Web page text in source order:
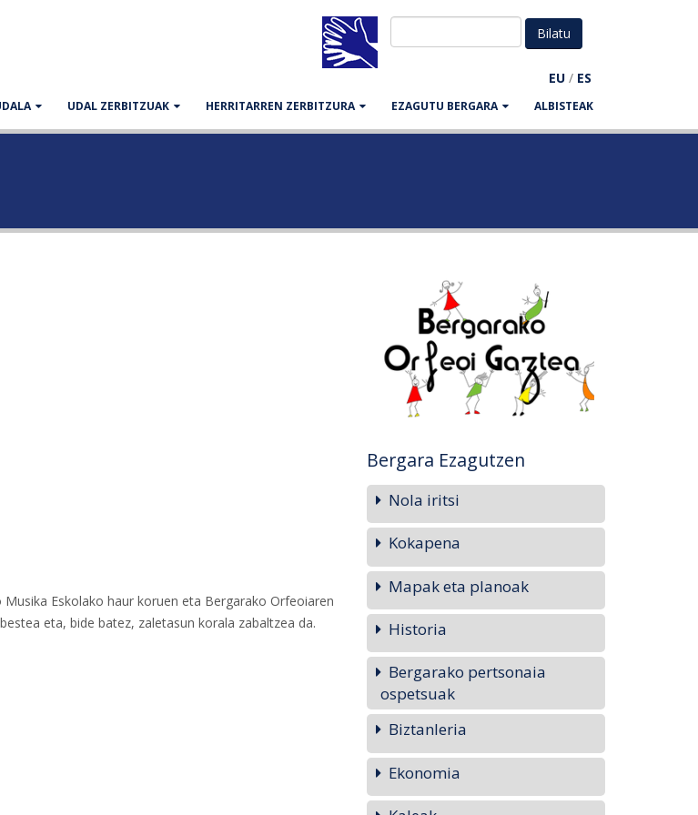
EU / ES
UDAL ZERBITZUAK HERRITARREN ZERBITZURA EZAGUTU BERGARA ALBISTEAK
Eskolako haur koruen eta Bergarako Orfeoiaren
eta, bide batez, zaletasun korala zabaltzea da.
Bergara Ezagutzen
Nola iritsi
Kokapena
Mapak eta planoak
Historia
Bergarako pertsonaia
ospetsuak
Biztanleria
Ekonomia